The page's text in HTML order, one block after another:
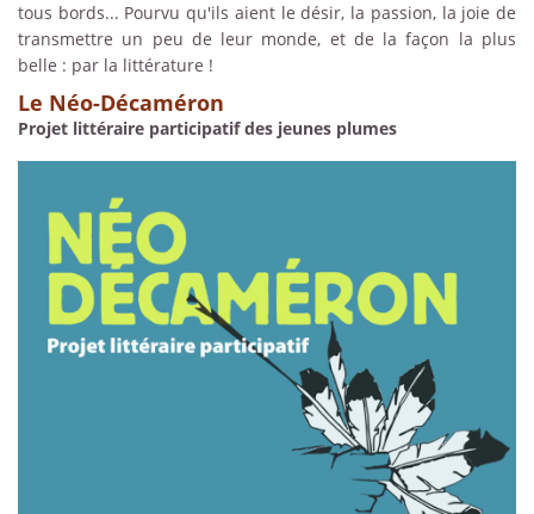
tous bords... Pourvu qu'ils aient le désir, la passion, la joie de
transmettre un peu de leur monde, et de la façon la plus
belle : par la littérature !
Le Néo-Décaméron
Projet littéraire participatif des jeunes plumes